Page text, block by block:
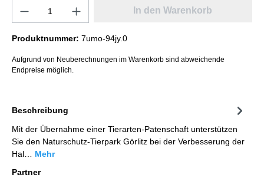
In den Warenkorb
Produktnummer: 7umo-94jy.0
Aufgrund von Neuberechnungen im Warenkorb sind abweichende
Endpreise möglich.
Beschreibung
Mit der Übernahme einer Tierarten-Patenschaft unterstützen
Sie den Naturschutz-Tierpark Görlitz bei der Verbesserung der
Hal… Mehr
Partner